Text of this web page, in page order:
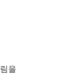
을